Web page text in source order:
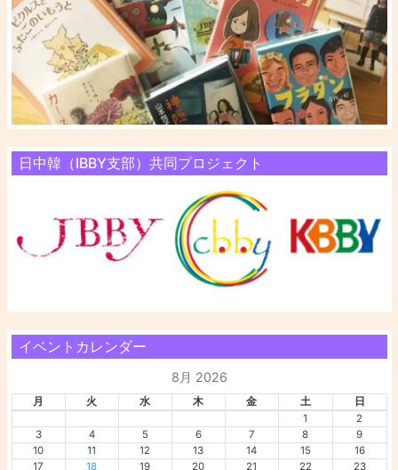
日中韓（IBBY支部）共同プロジェクト
イベントカレンダー
8月 2026
月 火 水 木 金 土
日
1
2
3
4 5 6 7 8
9
10
11 12 13 14 15
16
17
18 19 20 21 22
23